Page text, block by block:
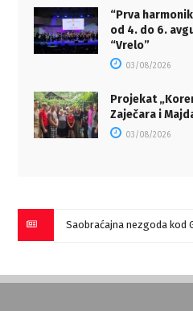
“Prva
od 4. do 6.
“Vrelo”
03/08/2026
Projekat
Zaječara i
03/08/2026